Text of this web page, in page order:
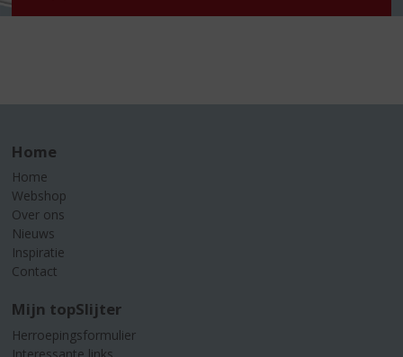
Home
Home
Webshop
Over ons
Nieuws
Inspiratie
Contact
Mijn topSlijter
Herroepingsformulier
Interessante links